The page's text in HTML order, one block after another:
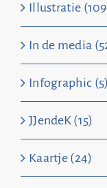
Illustratie
In de media
Infographic (5)
JJendeK (15)
Kaartje (24)